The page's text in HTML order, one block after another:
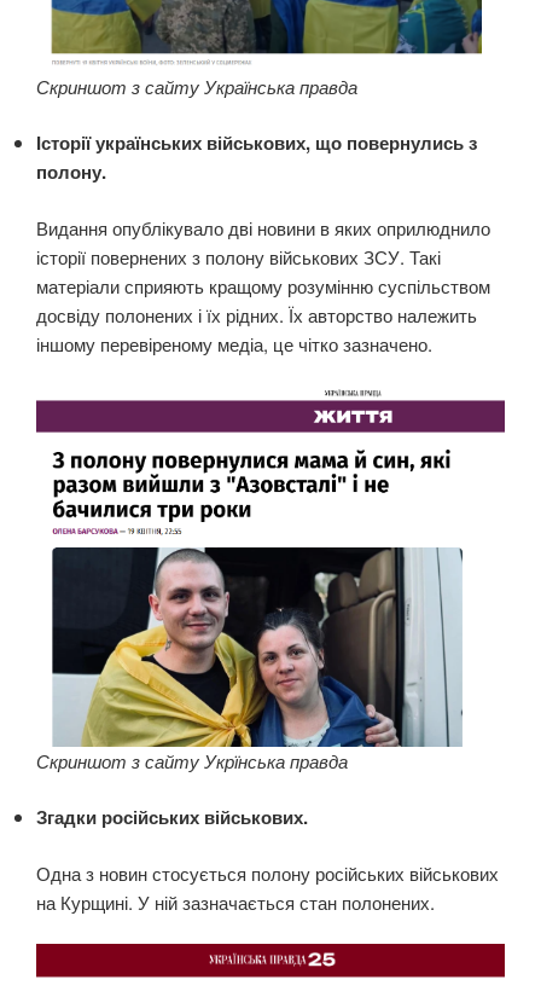
Скриншот з сайту Українська правда
Історії українських військових, що повернулись з
полону.
Видання опублікувало дві новини в яких оприлюднило
історії повернених з полону військових ЗСУ. Такі
матеріали сприяють кращому розумінню суспільством
досвіду полонених і їх рідних. Їх авторство належить
іншому перевіреному медіа, це чітко зазначено.
Скриншот з сайту Укрїнська правда
Згадки російських військових.
Одна з новин стосується полону російських військових
на Курщині. У ній зазначається стан полонених.